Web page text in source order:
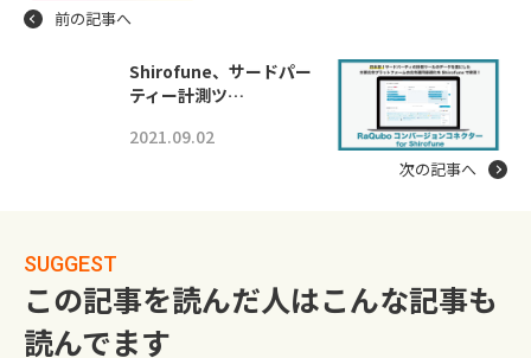
前の記事へ
Shirofune、サードパー
ティー計測ツ…
2021.09.02
次の記事へ
SUGGEST
この記事を読んだ人はこんな記事も
読んでます